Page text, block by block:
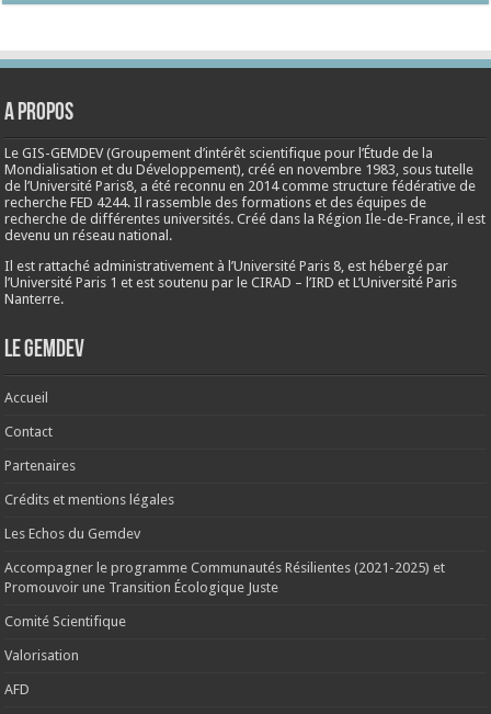
A propos
Le GIS-GEMDEV (Groupement d’intérêt scientifique pour l’Étude de la
Mondialisation et du Développement), créé ennovembre 1983 , sous tutelle
de l’Université Paris8, a été reconnu en 2014 comme structure fédérative de
recherche FED 4244. Il rassemble des formations et des équipes de
recherche de différentes universités. Créé dans la Région Ile-de-France, il est
devenu un réseau national.
Il est rattaché administrativement à l’Université Paris 8, est hébergé par
l’Université Paris 1 et est soutenu par le CIRAD – l’IRD et L’Université Paris
Nanterre.
Le Gemdev
Accueil
Contact
Partenaires
Crédits et mentions légales
Les Echos du Gemdev
Accompagner le programme Communautés Résilientes (2021-2025) et
Promouvoir une Transition Écologique Juste
Comité Scientifique
Valorisation
AFD